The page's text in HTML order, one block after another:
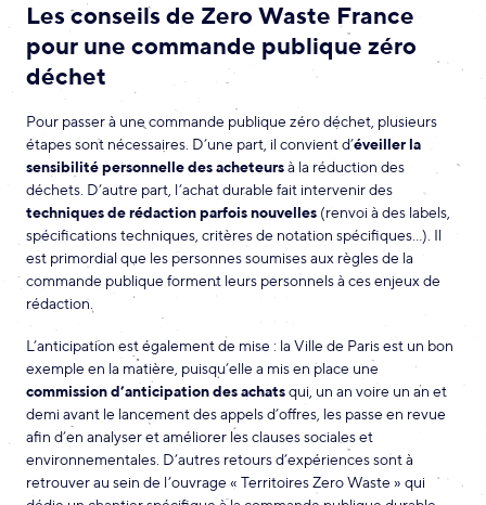
Les conseils de Zero Waste France
pour une commande publique zéro
déchet
Pour passer à une commande publique zéro déchet, plusieurs
étapes sont nécessaires. D’une part, il convient d’éveiller la
sensibilité personnelle des acheteursà la réduction des
déchets. D’autre part, l’achat durable fait intervenir des
techniques de rédaction parfois nouvelles (renvoi à des labels,
spécifications techniques, critères de notation spécifiques…). Il
est primordial que les personnes soumises aux règles de la
commande publique forment leurs personnels à ces enjeux de
rédaction.
L’anticipation est également de mise : la Ville de Paris est un bon
exemple en la matière, puisqu’elle a mis en place une
commission d’anticipation des achatsqui, un an voire un an et
demi avant le lancement des appels d’offres, les passe en revue
afin d’en analyser et améliorer les clauses sociales et
environnementales. D’autres retours d’expériences sont à
retrouver au sein de l’ouvrage « Territoires Zero Waste » qui